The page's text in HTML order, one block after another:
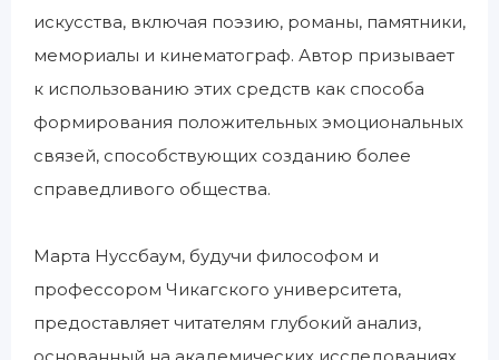
искусства, включая поэзию, романы, памятники,
мемориалы и кинематограф. Автор призывает
к использованию этих средств как способа
формирования положительных эмоциональных
связей, способствующих созданию более
справедливого общества.
Марта Нуссбаум, будучи философом и
профессором Чикагского университета,
предоставляет читателям глубокий анализ,